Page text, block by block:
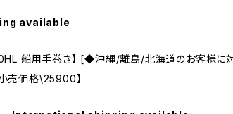
available
船用手巻き】 [◆沖縄/離島/北海道のお客様に
売価格\25900】